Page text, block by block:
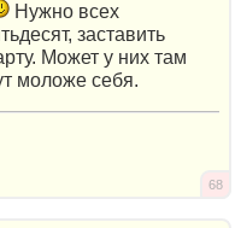
Нужно всех
заставить
Может у них там
моложе себя.
68